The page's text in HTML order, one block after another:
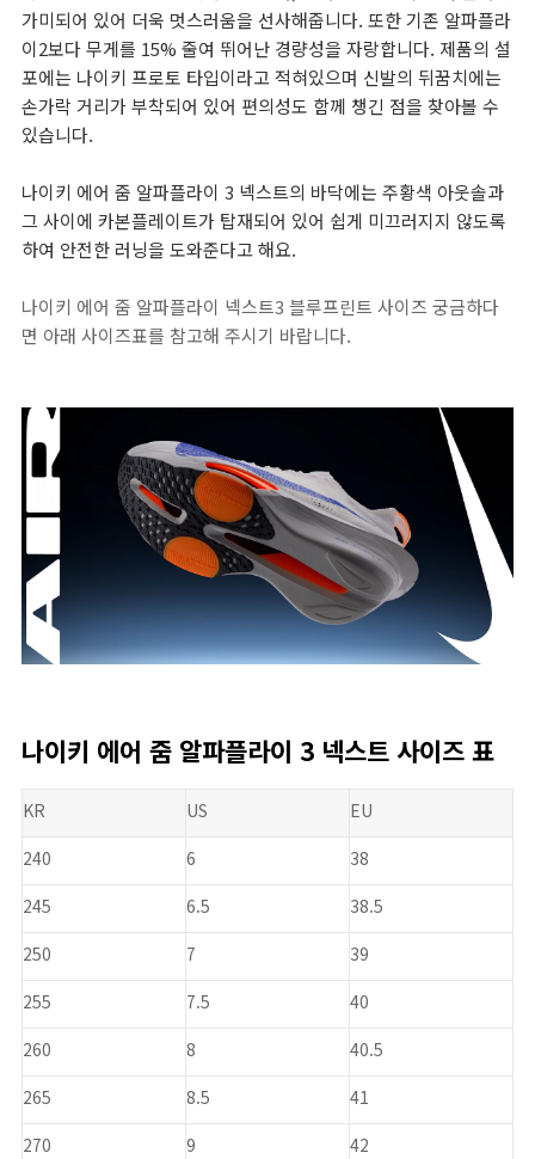
가미되어 있어 더욱 멋스러움을 선사해줍니다. 또한 기존 알파플라
이2보다 무게를 15% 줄여 뛰어난 경량성을 자랑합니다. 제품의 설
포에는 나이키 프로토 타입이라고 적혀있으며 신발의 뒤꿈치에는
손가락 거리가 부착되어 있어 편의성도 함께 챙긴 점을 찾아볼 수
있습니다.
나이키 에어 줌 알파플라이 3 넥스트의 바닥에는 주황색 아웃솔과
그 사이에 카본플레이트가 탑재되어 있어 쉽게 미끄러지지 않도록
하여 안전한 러닝을 도와준다고 해요.
나이키 에어 줌 알파플라이 넥스트3 블루프린트 사이즈 궁금하다
면 아래 사이즈표를 참고해 주시기 바랍니다.
나이키 에어 줌 알파플라이 3 넥스트 사이즈 표
KR US
EU
240
6
38
245
6.5
38.5
250
7
39
255
7.5
40
260
8
40.5
265
8.5
41
270
9
42